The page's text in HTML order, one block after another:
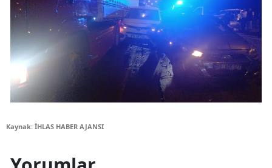
Kaynak: İHLAS HABER AJANSI